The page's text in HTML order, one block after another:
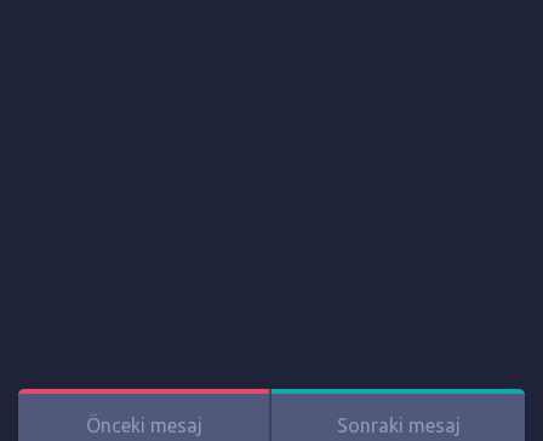
Önceki mesaj Sonraki mesaj